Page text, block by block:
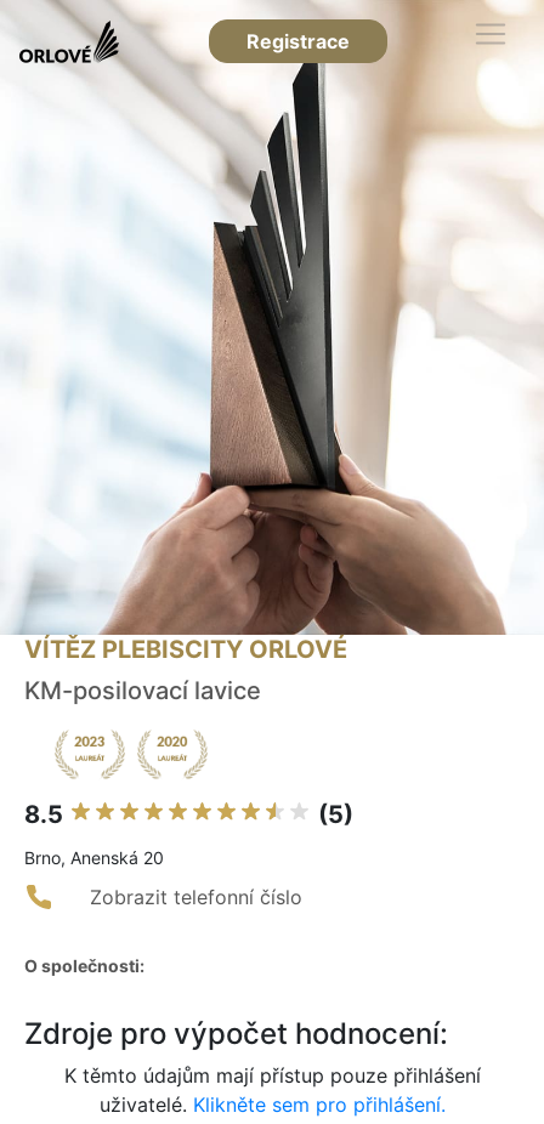
Registrace
VÍTĚZ PLEBISCITY ORLOVÉ
KM-posilovací lavice
8.5 (5)
Brno, Anenská 20
Zobrazit telefonní číslo
O společnosti:
Zdroje pro výpočet hodnocení:
K těmto údajům mají přístup pouze přihlášení
uživatelé. Klikněte sem pro přihlášení.